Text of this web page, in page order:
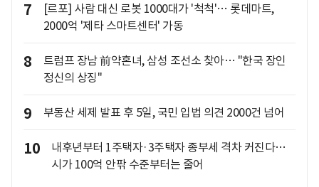
7
[르포] 사람 대신 로봇 1000대가 '척척'… 롯데마트,
2000억 '제타 스마트센터' 가동
8
트럼프 장남 前약혼녀, 삼성 조선소 찾아… "한국 장인
정신의 상징"
9 부동산 세제 발표 후 5일, 국민 입법 의견 2000건 넘어
10
내후년부터 1주택자·3주택자 종부세 격차 커진다…
시가 100억 안팎 수준부터는 줄어